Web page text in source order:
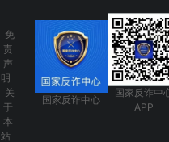
免
责
声
明
关
于
本
站
国家反诈中心
国家反诈中
APP